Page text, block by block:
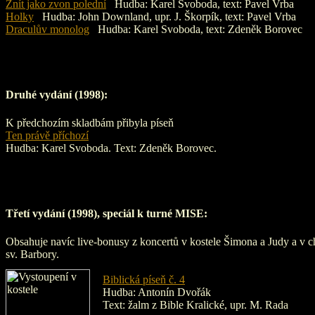
Znít jako zvon poledníHudba: Karel Svoboda, text: Pavel Vrba
Holky Hudba: John Downland, upr. J. Škorpík, text: Pavel Vrba
Draculův monolog Hudba: Karel Svoboda, text: Zdeněk Borovec
Druhé vydání (1998):
K předchozím skladbám přibyla píseň
Ten právě příchozí
Hudba: Karel Svoboda. Text: Zdeněk Borovec.
Třetí vydání (1998), speciál k turné MISE:
Obsahuje navíc live-bonusy z koncertů v kostele Šimona a Judy a v
sv. Barbory.
Biblická píseň č. 4
Hudba: Antonín Dvořák
Text: žalm z Bible Kralické, upr. M. Rada